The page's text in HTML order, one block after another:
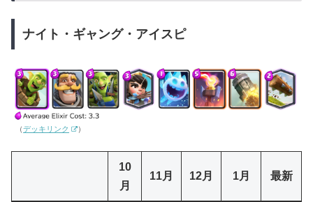
ナイト・ギャング・アイスピ
（デッキリンク ）
10
月
11月 12月 1月 最新